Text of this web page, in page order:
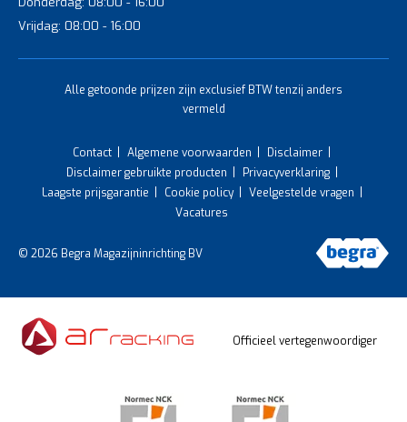
Vrijdag: 08:00 - 16:00
Alle getoonde prijzen zijn exclusief BTW tenzij anders
vermeld
Contact Algemene voorwaarden
Disclaimer
Disclaimer gebruikte producten
Privacyverklaring
Laagste prijsgarantie
Cookie policy
Veelgestelde vragen
Vacatures
© 2026 Begra Magazijninrichting BV
Officieel vertegenwoordiger